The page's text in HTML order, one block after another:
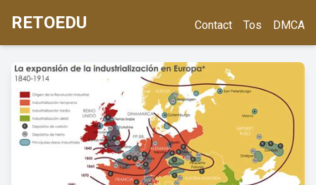
RETOEDU Contact Tos DMCA